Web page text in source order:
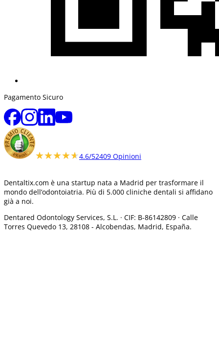
Pagamento Sicuro
★★★★★
★★★★★4.6/52409 Opinioni
Dentaltix.com è una startup nata a Madrid per trasformare il
mondo dell’odontoiatria. Più di 5.000 cliniche dentali si affidano
già a noi.
Dentared Odontology Services, S.L. · CIF: B-86142809 · Calle
Torres Quevedo 13, 28108 - Alcobendas, Madrid, España.